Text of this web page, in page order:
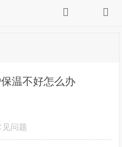
温不好怎么办
见问题